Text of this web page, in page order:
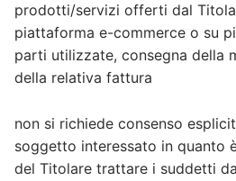
prodotti/servizi offerti dal
piattaforma e-commerce o su
parti utilizzate, consegna della
della relativa fattura
non si richiede consenso
soggetto interessato in quanto
del Titolare trattare i suddetti